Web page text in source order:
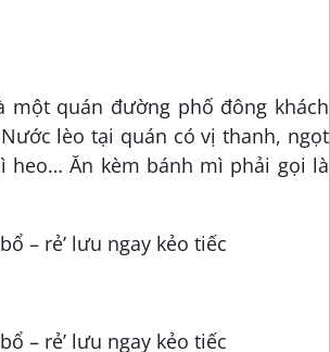
một quán đường phố đông khách
lèo tại quán có vị thanh, ngọt
heo… Ăn kèm bánh mì phải gọi là